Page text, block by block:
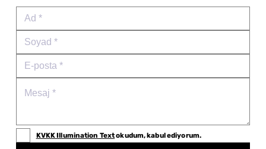
KVKK Illumination Textokudum, kabul ediyorum.